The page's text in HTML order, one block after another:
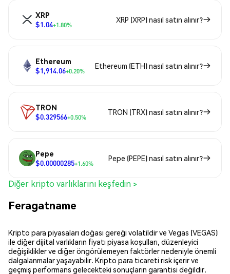
XRP
$1.04+1.80%
XRP (XRP) nasıl satın alınır?
Ethereum
$1,914.06+0.20%
Ethereum (ETH) nasıl satın alınır?
TRON
$0.329566+0.50%
TRON (TRX) nasıl satın alınır?
Pepe
$0.00000285+1.60%
Pepe (PEPE) nasıl satın alınır?
Diğer kripto varlıklarını keşfedin >
Feragatname
Kripto para piyasaları doğası gereği volatildir ve Vegas (VEGAS)
ile diğer dijital varlıkların fiyatı piyasa koşulları, düzenleyici
değişiklikler ve diğer öngörülemeyen faktörler nedeniyle önemli
dalgalanmalar yaşayabilir. Kripto para ticareti risk içerir ve
geçmiş performans gelecekteki sonuçların garantisi değildir.